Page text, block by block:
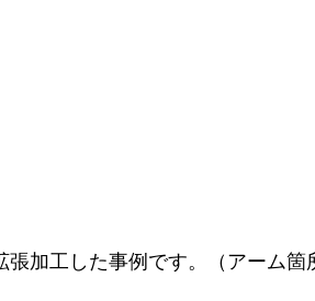
加工した事例です。（アーム箇